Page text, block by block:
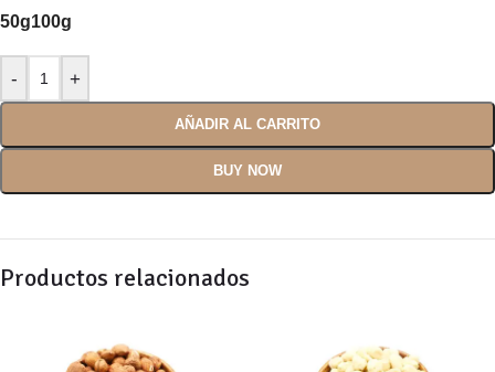
50g100g
AÑADIR AL CARRITO
BUY NOW
Productos relacionados